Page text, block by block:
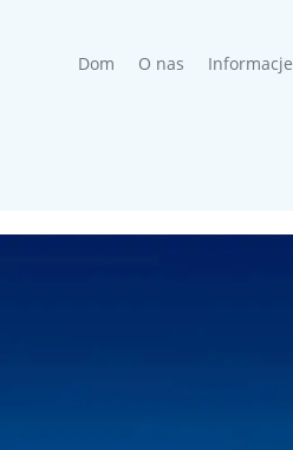
Dom (current)
O nas Informacje